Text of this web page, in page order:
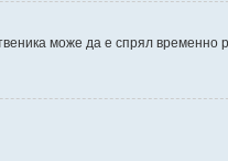
може да е спрял временно